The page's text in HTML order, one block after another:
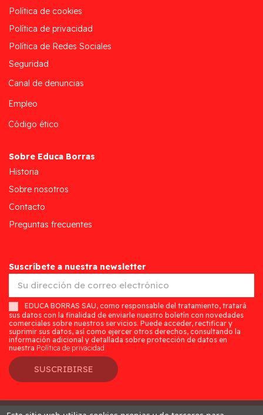
Política de cookies
Política de privacidad
Política de Redes Sociales
Seguridad
Canal de denuncias
Empleo
Código ético
Sobre Educa Borras
Historia
Sobre nosotros
Contacto
Preguntas frecuentes
Suscríbete a nuestra newsletter
EDUCA BORRAS SAU, como responsable del tratamiento, tratará
sus datos con la finalidad de enviarle nuestro boletín con novedades
comerciales sobre nuestros servicios. Puede acceder, rectificar y
suprimir sus datos, así como ejercer otros derechos, consultando la
información adicional y detallada sobre protección de datos en
nuestra Política de privacidad
SUSCRIBIRSE